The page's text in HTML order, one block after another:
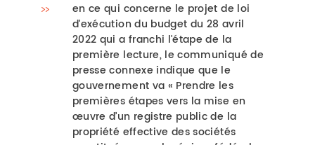
en ce qui concerne le projet de loi
d'exécution du budget du 28 avril
2022 qui a franchi l'étape de la
première lecture, le communiqué de
presse connexe indique que le
gouvernement va « Prendre les
premières étapes vers la mise en
œuvre d’un registre public de la
propriété effective des sociétés